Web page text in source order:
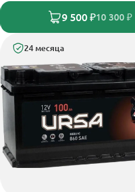
9 500 ₽10 300 ₽
24 месяца